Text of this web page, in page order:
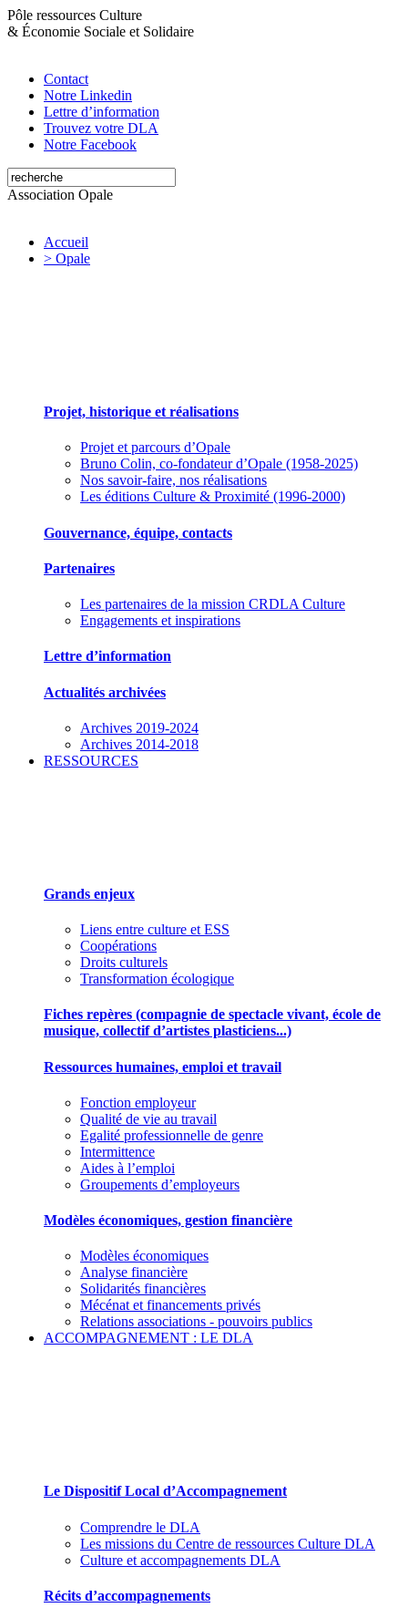
Pôle ressources Culture
& Économie Sociale et Solidaire
Contact
Notre Linkedin
Lettre d’information
Trouvez votre DLA
Notre Facebook
Association Opale
Accueil
> Opale
Projet, historique et réalisations
Projet et parcours d’Opale
Bruno Colin, co-fondateur d’Opale (1958-2025)
Nos savoir-faire, nos réalisations
Les éditions Culture & Proximité (1996-2000)
Gouvernance, équipe, contacts
Partenaires
Les partenaires de la mission CRDLA Culture
Engagements et inspirations
Lettre d’information
Actualités archivées
Archives 2019-2024
Archives 2014-2018
RESSOURCES
Grands enjeux
Liens entre culture et ESS
Coopérations
Droits culturels
Transformation écologique
Fiches repères (compagnie de spectacle vivant, école de
musique, collectif d’artistes plasticiens...)
Ressources humaines, emploi et travail
Fonction employeur
Qualité de vie au travail
Egalité professionnelle de genre
Intermittence
Aides à l’emploi
Groupements d’employeurs
Modèles économiques, gestion financière
Modèles économiques
Analyse financière
Solidarités financières
Mécénat et financements privés
Relations associations - pouvoirs publics
ACCOMPAGNEMENT : LE DLA
Le Dispositif Local d’Accompagnement
Comprendre le DLA
Les missions du Centre de ressources Culture DLA
Culture et accompagnements DLA
Récits d’accompagnements